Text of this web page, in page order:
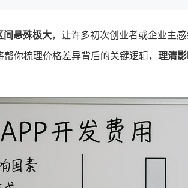
间悬殊极大，让许多初次创业者或企业主
你梳理价格差异背后的关键逻辑， 理清